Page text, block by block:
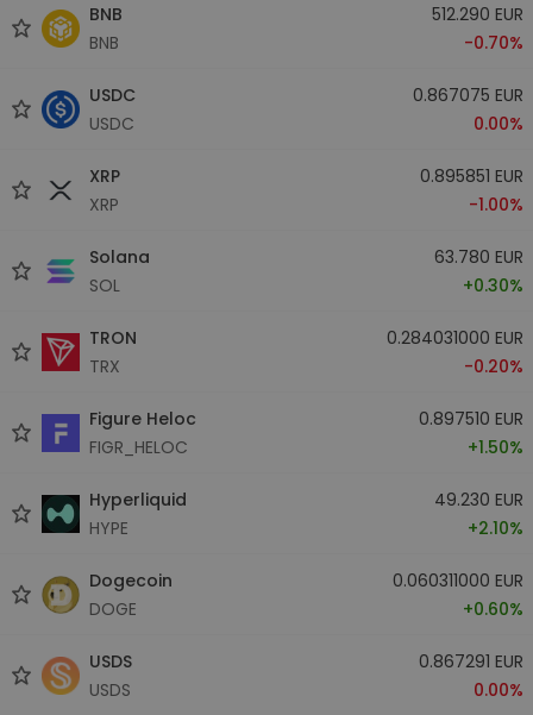
BNB
BNB
512.290 EUR
-0.70%
USDC
USDC
0.867075 EUR
0.00%
XRP
XRP
0.895851 EUR
-1.00%
Solana
SOL
63.780 EUR
+0.30%
TRON
TRX
0.284031000 EUR
-0.20%
Figure Heloc
FIGR_HELOC
0.897510 EUR
+1.50%
Hyperliquid
HYPE
49.230 EUR
+2.10%
Dogecoin
DOGE
0.060311000 EUR
+0.60%
USDS
USDS
0.867291 EUR
0.00%